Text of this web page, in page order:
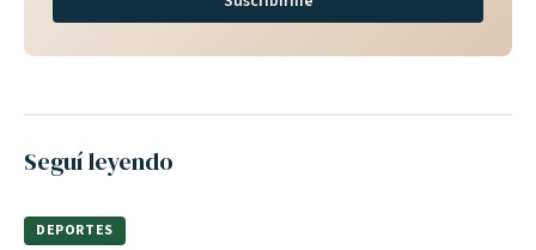
Seguí leyendo
DEPORTES